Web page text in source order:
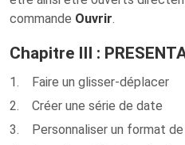
commande Ouvrir.
Chapitre III :
1. Faire un glisser-déplacer
2. Créer une série de date
3. Personnaliser un format